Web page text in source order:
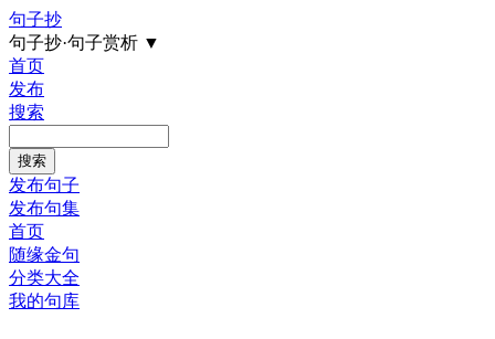
句子抄
句子抄·句子赏析 ▼
首页
发布
搜索
发布句子
发布句集
首页
随缘金句
分类大全
我的句库